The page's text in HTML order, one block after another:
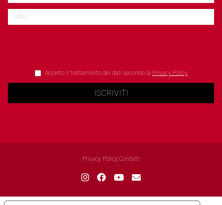
Accetto il trattamento dei dati secondo la Privacy Policy
ISCRIVITI
Privacy Policy Contatti